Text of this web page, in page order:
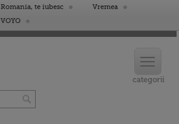
Romania, te iubesc
Vremea
VOYO